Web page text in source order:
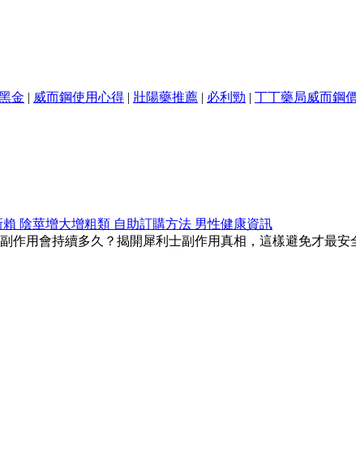
金 | 威而鋼使用心得 | 壯陽藥推薦 | 必利勁 | 丁丁藥局威而鋼
賴 陰莖增大增粗類 自助訂購方法 男性健康資訊
作用會持續多久？揭開犀利士副作用真相，這樣避免才最安